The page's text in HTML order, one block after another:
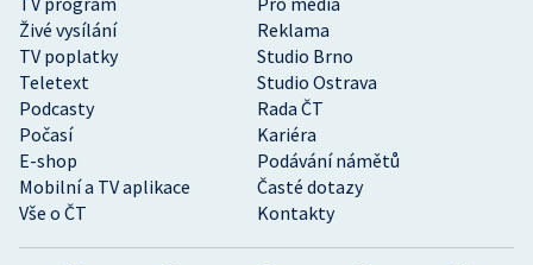
Živé vysílání
Reklama
TV poplatky
Studio Brno
Teletext
Studio Ostrava
Podcasty
Rada ČT
Počasí
Kariéra
E-shop
Podávání námětů
Mobilní a TV aplikace
Časté dotazy
Vše o ČT
Kontakty